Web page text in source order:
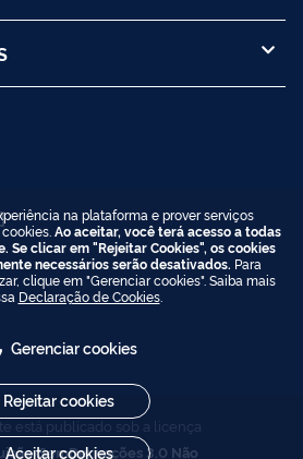
está publicado sob a licença
SemDerivações 3.0 Não
na plataforma e prover serviços
Ao aceitar, você terá acesso a todas
Se clicar em "Rejeitar Cookies", os cookies
necessários serão desativados. Para
clique em "Gerenciar cookies". Saiba mais
Declaração de Cookies.
Gerenciar cookies
Rejeitar cookies
Aceitar cookies